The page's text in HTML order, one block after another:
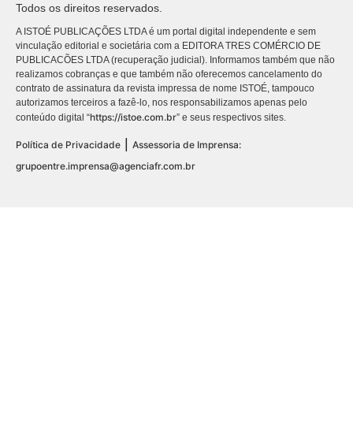
Todos os direitos reservados.
A ISTOÉ PUBLICAÇÕES LTDA é um portal digital independente e sem
vinculação editorial e societária com a EDITORA TRES COMÉRCIO DE
PUBLICACÕES LTDA (recuperação judicial). Informamos também que não
realizamos cobranças e que também não oferecemos cancelamento do
contrato de assinatura da revista impressa de nome ISTOÉ, tampouco
autorizamos terceiros a fazê-lo, nos responsabilizamos apenas pelo
conteúdo digital “https://istoe.com.br” e seus respectivos sites.
Política de Privacidade | Assessoria de Imprensa:
grupoentre.imprensa@agenciafr.com.br